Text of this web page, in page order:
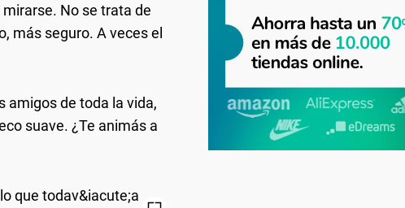
No se trata de
más seguro. A veces el
amigos de toda la vida,
suave. ¿Te animás a